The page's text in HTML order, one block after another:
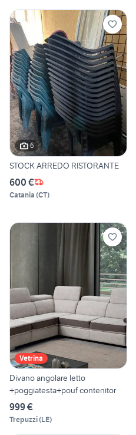
6
STOCK ARREDO RISTORANTE
600 €
Catania (CT)
Vetrina
Divano angolare letto
+poggiatesta+pouf contenitor
999 €
Trepuzzi(LE)